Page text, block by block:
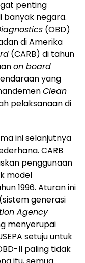
penting
banyak negara.
(OBD)
di Amerika
(CARB) di tahun
on board
yang
Clean
pelaksanaan di
ini selanjutnya
CARB
penggunaan
model
1996. Aturan ini
generasi
Agency
menyerupai
setuju untuk
II paling tidak